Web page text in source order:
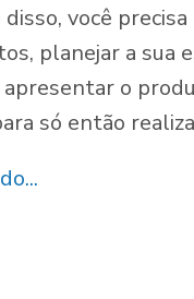
você
planejar a sua
o
só então